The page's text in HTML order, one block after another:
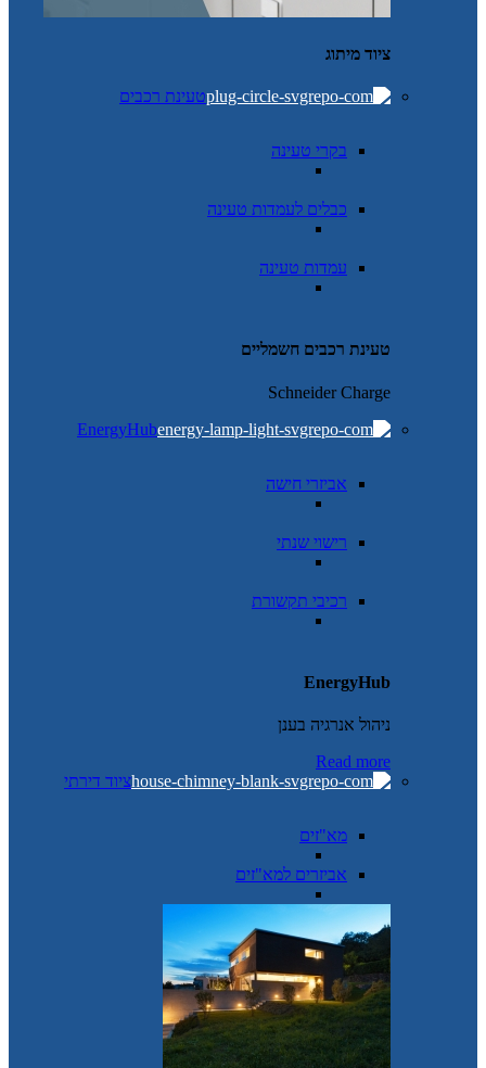
ציוד מיתוג
טעינת רכבים
בקרי טעינה
כבלים לעמדות טעינה
עמדות טעינה
טעינת רכבים חשמליים
Schneider Charge
EnergyHub
אביזרי חישה
רישוי שנתי
רכיבי תקשורת
EnergyHub
ניהול אנרגיה בענן
Read more
ציוד דירתי
מא"זים
אביזרים למא"זים